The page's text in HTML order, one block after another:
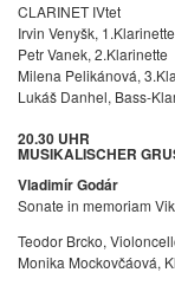
CLARINET IVtet
Irvin Venyšk, 1.Klarinette
Petr Vanek, 2.Klarinette
Milena Pelikánová,
Lukáš Danhel, Bass-
20.30 UHR
MUSIKALISCHER
Vladimír Godár
Sonate in memoriam
Teodor Brcko,
Monika Mockovčáová,